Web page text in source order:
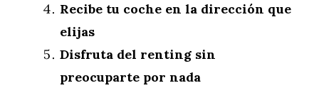
Recibe tu coche en la dirección que
elijas
Disfruta del renting sin
preocuparte por nada